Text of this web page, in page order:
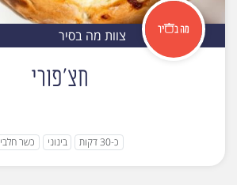
צוות מה בסיר
חצ'פורי
כ-30 דקות בינוני כשר חלבי